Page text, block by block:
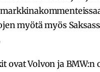
myötä myös
ovat Volvon ja BMW:n